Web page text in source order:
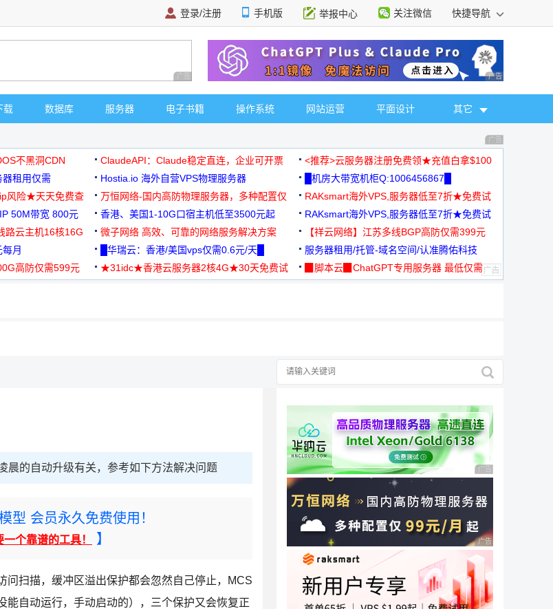
登录/注册 手机版 举报中心 关注微信 快捷导航
广告 商业广告，理性选择 广告 商业广告，理
载 数据库 服务器 电子书籍 操作系统 网站运营 平面设计 其它
广告 商业广告，理
不黑洞CDN ClaudeAPI：Claude稳定直连，企业可开票
<推荐>云服务器注册免费领★充值白拿$100
租用仅需
Hostia.io 海外自营VPS物理服务器
█机房大带宽机柜Q:1006456867█
风险★天天免费查
万恒网络-国内高防物理服务器，多种配置仅
99元/月起
RAKsmart海外VPS,服务器低至7折★免费试
用★
50M带宽 800元 香港、美国1-10G口宿主机低至3500元起
RAKsmart海外VPS,服务器低至7折★免费试
用★
路云主机16核16G
微子网络 高效、可靠的网络服务解决方案
【祥云网络】江苏多线BGP高防仅需399元
月 █华瑞云：香港/美国vps仅需0.6元/天█
服务器租用/托管-域名空间/认准腾佑科技
高防仅需599元
★31idc★香港云服务器2核4G★30天免费试
▉脚本云▉ChatGPT专用服务器 最低仅需
晨的自动升级有关，参考如下方法解决问题
型 会员永久免费使用！
个靠谱的工具！ 】
扫描，缓冲区溢出保护都会忽然自己停止，MCS
自动运行，手动启动的），三个保护又会恢复正
广告 商业广告，理性
广告 商业广告，理性